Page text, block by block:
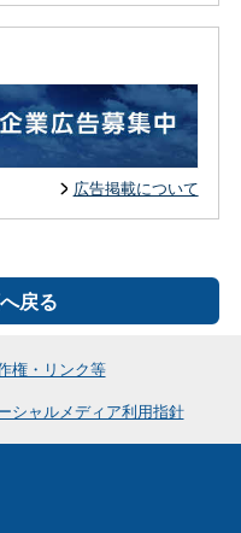
広告掲載について
戻る
権・リンク等
シャルメディア利用指針